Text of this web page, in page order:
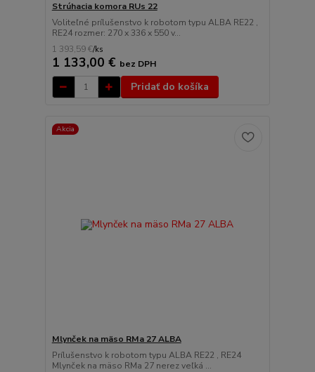
Strúhacia komora RUs 22
Voliteľné prílušenstvo k robotom typu ALBA RE22 ,
RE24 rozmer: 270 x 336 x 550 v...
1 393,59 €/ks
1 133,00 € bez DPH
Pridať do košíka
Akcia
Mlynček na mäso RMa 27 ALBA
Prílušenstvo k robotom typu ALBA RE22 , RE24
Mlynček na mäso RMa 27 nerez veľká ...